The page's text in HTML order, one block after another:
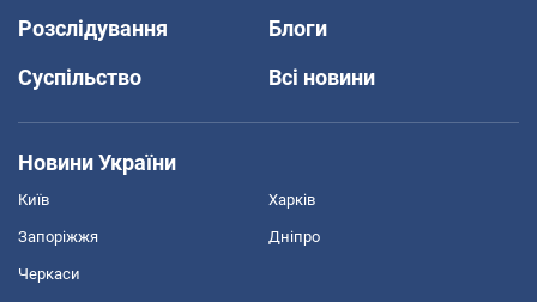
Розслідування
Блоги
Суспільство
Всі новини
Новини України
Київ Харків
Запоріжжя Дніпро
Черкаси